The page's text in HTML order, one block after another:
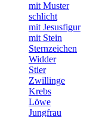
mit Muster
schlicht
mit Jesusfigur
mit Stein
Sternzeichen
Widder
Stier
Zwillinge
Krebs
Löwe
Jungfrau